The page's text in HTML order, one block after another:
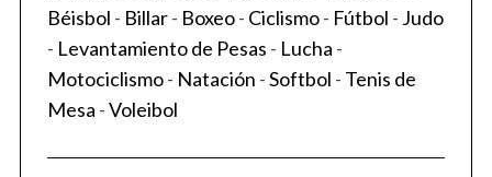
Béisbol - Billar- Boxeo- Ciclismo- Fútbol - Judo
- Levantamiento de Pesas - Lucha -
Motociclismo- Natación -Softbol - Tenis de
Mesa -Voleibol